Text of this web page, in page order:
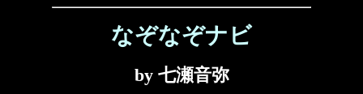
なぞなぞナビ
by 七瀬音弥